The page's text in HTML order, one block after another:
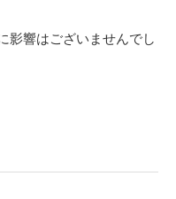
影響はございませんでし